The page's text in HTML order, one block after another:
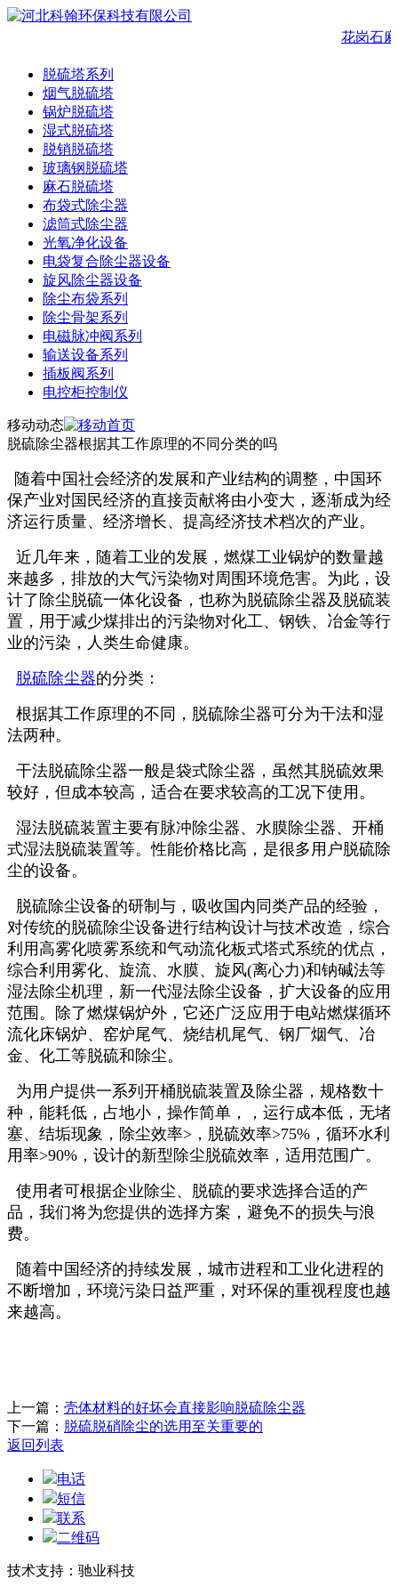
花岗石
脱硫塔系列
烟气脱硫塔
锅炉脱硫塔
湿式脱硫塔
脱销脱硫塔
玻璃钢脱硫塔
麻石脱硫塔
布袋式除尘器
滤筒式除尘器
光氧净化设备
电袋复合除尘器设备
旋风除尘器设备
除尘布袋系列
除尘骨架系列
电磁脉冲阀系列
输送设备系列
插板阀系列
电控柜控制仪
移动动态
脱硫除尘器根据其工作原理的不同分类的吗
随着中国社会经济的发展和产业结构的调整，中国环
保产业对国民经济的直接贡献将由小变大，逐渐成为经
济运行质量、经济增长、提高经济技术档次的产业。
近几年来，随着工业的发展，燃煤工业锅炉的数量越
来越多，排放的大气污染物对周围环境危害。为此，设
计了除尘脱硫一体化设备，也称为脱硫除尘器及脱硫装
置，用于减少煤排出的污染物对化工、钢铁、冶金等行
业的污染，人类生命健康。
脱硫除尘器的分类：
根据其工作原理的不同，脱硫除尘器可分为干法和湿
法两种。
干法脱硫除尘器一般是袋式除尘器，虽然其脱硫效果
较好，但成本较高，适合在要求较高的工况下使用。
湿法脱硫装置主要有脉冲除尘器、水膜除尘器、开桶
式湿法脱硫装置等。性能价格比高，是很多用户脱硫除
尘的设备。
脱硫除尘设备的研制与，吸收国内同类产品的经验，
对传统的脱硫除尘设备进行结构设计与技术改造，综合
利用高雾化喷雾系统和气动流化板式塔式系统的优点，
综合利用雾化、旋流、水膜、旋风(离心力)和钠碱法等
湿法除尘机理，新一代湿法除尘设备，扩大设备的应用
范围。除了燃煤锅炉外，它还广泛应用于电站燃煤循环
流化床锅炉、窑炉尾气、烧结机尾气、钢厂烟气、冶
金、化工等脱硫和除尘。
为用户提供一系列开桶脱硫装置及除尘器，规格数十
种，能耗低，占地小，操作简单，，运行成本低，无堵
塞、结垢现象，除尘效率>，脱硫效率>75%，循环水利
用率>90%，设计的新型除尘脱硫效率，适用范围广。
使用者可根据企业除尘、脱硫的要求选择合适的产
品，我们将为您提供的选择方案，避免不的损失与浪
费。
随着中国经济的持续发展，城市进程和工业化进程的
不断增加，环境污染日益严重，对环保的重视程度也越
来越高。
上一篇： 壳体材料的好坏会直接影响脱硫除尘器
下一篇： 脱硫脱硝除尘的选用至关重要的
返回列表
电话
短信
联系
二维码
技术支持：驰业科技